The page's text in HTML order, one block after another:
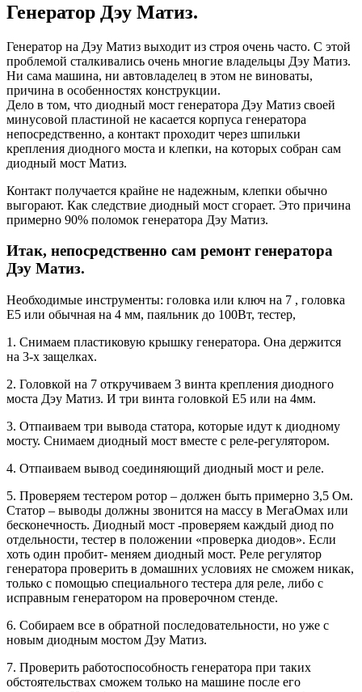
Генератор Дэу Матиз.
Генератор на Дэу Матиз выходит из строя очень часто. С этой
проблемой сталкивались очень многие владельцы Дэу Матиз.
Ни сама машина, ни автовладелец в этом не виноваты,
причина в особенностях конструкции.
Дело в том, что диодный мост генератора Дэу Матиз своей
минусовой пластиной не касается корпуса генератора
непосредственно, а контакт проходит через шпильки
крепления диодного моста и клепки, на которых собран сам
диодный мост Матиз.
Контакт получается крайне не надежным, клепки обычно
выгорают. Как следствие диодный мост сгорает. Это причина
примерно 90% поломок генератора Дэу Матиз.
Итак, непосредственно сам ремонт генератора
Дэу Матиз.
Необходимые инструменты: головка или ключ на 7 , головка
Е5 или обычная на 4 мм, паяльник до 100Вт, тестер,
1. Снимаем пластиковую крышку генератора. Она держится
на 3-х защелках.
2. Головкой на 7 откручиваем 3 винта крепления диодного
моста Дэу Матиз. И три винта головкой Е5 или на 4мм.
3. Отпаиваем три вывода статора, которые идут к диодному
мосту. Снимаем диодный мост вместе с реле-регулятором.
4. Отпаиваем вывод соединяющий диодный мост и реле.
5. Проверяем тестером ротор – должен быть примерно 3,5 Ом.
Статор – выводы должны звонится на массу в МегаОмах или
бесконечность. Диодный мост -проверяем каждый диод по
отдельности, тестер в положении «проверка диодов». Если
хоть один пробит- меняем диодный мост. Реле регулятор
генератора проверить в домашних условиях не сможем никак,
только с помощью специального тестера для реле, либо с
исправным генератором на проверочном стенде.
6. Собираем все в обратной последовательности, но уже с
новым диодным мостом Дэу Матиз.
7. Проверить работоспособность генератора при таких
обстоятельствах сможем только на машине после его